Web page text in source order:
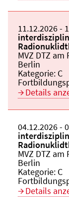
Beginn:
11.12.2026-
MVZ DTZ
Berlin
Kategorie: C
Details
Beginn:
04.12.2026-
MVZ DTZ
Berlin
Kategorie: C
Details